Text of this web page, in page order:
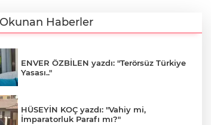
Haberler
ENVER ÖZBİLEN yazdı: "Terörsüz Türkiye
Yasası.."
HÜSEYİN KOÇ yazdı: "Vahiy mi,
İmparatorluk Parafı mı?"